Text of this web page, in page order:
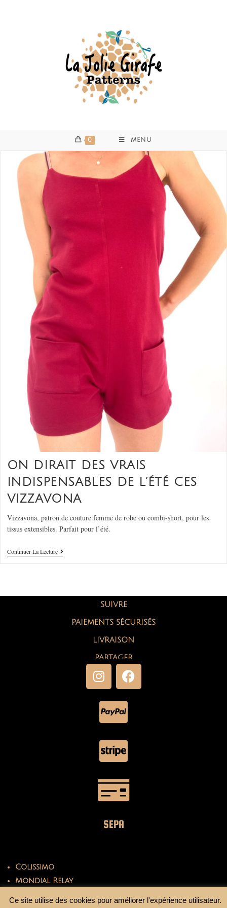
0 MENU
ON DIRAIT DES VRAIS
INDISPENSABLES DE L’ÉTÉ CES
VIZZAVONA
Vizzavona, patron de couture femme de robe ou combi-short, pour les
tissus extensibles. Parfait pour l’été.
Continuer La Lecture
SUIVRE
PAIEMENTS SÉCURISÉS
LIVRAISON
PARTAGER
SEPA
Colissimo
Mondial Relay
Ce site utilise des cookies pour améliorer l'expérience utilisateur.